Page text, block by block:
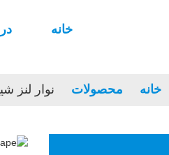
خانه
خانه محصولات نوار لنز